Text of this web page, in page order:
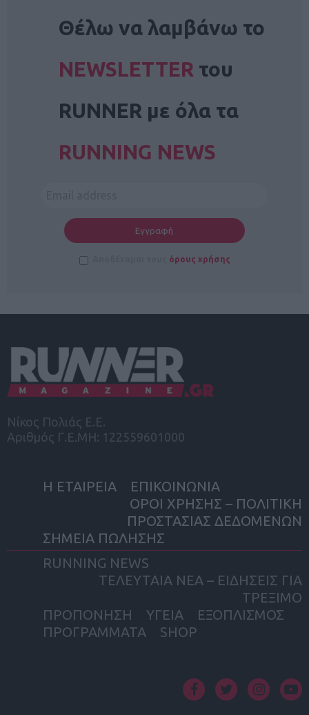
Θέλω να λαμβάνω το
NEWSLETTER του
RUNNER με όλα τα
RUNNING NEWS
όρους χρήσης
Νίκος Πολιάς Ε.Ε.
Αριθμός Γ.Ε.ΜΗ: 122559601000
Η ΕΤΑΙΡΕΙΑ
ΕΠΙΚΟΙΝΩΝΙΑ
ΟΡΟΙ ΧΡΗΣΗΣ – ΠΟΛΙΤΙΚΗ
ΠΡΟΣΤΑΣΙΑΣ ΔΕΔΟΜΕΝΩΝ
ΣΗΜΕΙΑ ΠΩΛΗΣΗΣ
RUNNING NEWS
ΤΕΛΕΥΤΑΙΑ ΝΕΑ – ΕΙΔΗΣΕΙΣ ΓΙΑ
ΤΡΕΞΙΜΟ
ΠΡΟΠΟΝΗΣΗ
ΥΓΕΙΑ
ΕΞΟΠΛΙΣΜΟΣ
ΠΡΟΓΡΑΜΜΑΤΑ
SHOP